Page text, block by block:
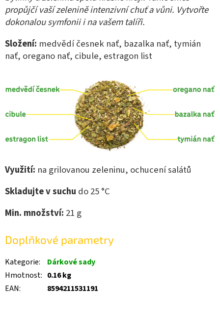
propůjčí vaší zelenině intenzivní chuť a vůni. Vytvořte
dokonalou symfonii i na vašem talíři.
Složení: medvědí česnek nať, bazalka nať, tymián
nať, oregano nať, cibule, estragon list
Využití: na grilovanou zeleninu, ochucení salátů
Skladujte v suchu do 25 °C
Min. množství: 21 g
Doplňkové parametry
Kategorie:
Dárkové sady
Hmotnost: 0.16 kg
EAN: 8594211531191